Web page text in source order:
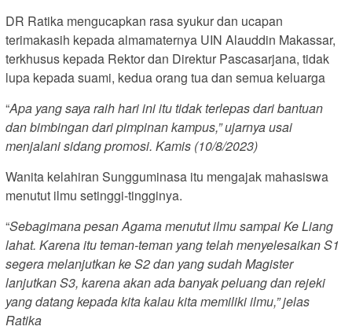
DR Ratika mengucapkan rasa syukur dan ucapan
terimakasih kepada almamaternya UIN Alauddin Makassar,
terkhusus kepada Rektor dan Direktur Pascasarjana, tidak
lupa kepada suami, kedua orang tua dan semua keluarga
“Apa yang saya raih hari ini itu tidak terlepas dari bantuan
dan bimbingan dari pimpinan kampus,” ujarnya usai
menjalani sidang promosi. Kamis (10/8/2023)
Wanita kelahiran Sungguminasa itu mengajak mahasiswa
menutut ilmu setinggi-tingginya.
“Sebagimana pesan Agama menutut ilmu sampai Ke Liang
lahat. Karena itu teman-teman yang telah menyelesaikan S1
segera melanjutkan ke S2 dan yang sudah Magister
lanjutkan S3, karena akan ada banyak peluang dan rejeki
yang datang kepada kita kalau kita memiliki ilmu,” jelas
Ratika